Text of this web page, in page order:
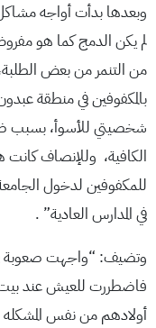
وبعدها بدأت أواجه مشاكل
لم يكن الدمج كما هو
من التنمر من بعض
بالمكفوفين في منطقة
شخصيتي للأسوأ، بسبب
الكافية، وللإنصاف
للمكفوفين لدخول
في المدارس العادية” .
وتضيف: “واجهت صعوبة
فاضطررت للعيش عند بيت
أولادهم من نفس المشكله